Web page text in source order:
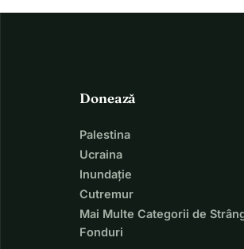
Donează
Palestina
Ucraina
Inundație
Cutremur
Mai Multe Categorii de
Fonduri